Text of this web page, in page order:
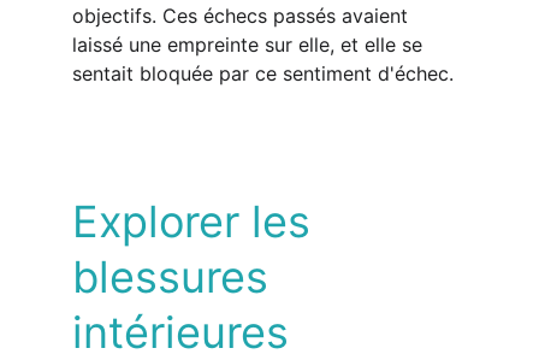
objectifs. Ces échecs passés avaient
laissé une empreinte sur elle, et elle se
sentait bloquée par ce sentiment d'échec.
Explorer les
blessures
intérieures